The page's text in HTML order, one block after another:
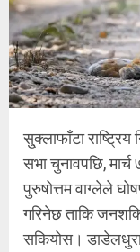
सु्क्लाफाँटा
सभा चुनावपछि,
पुरुषोत्तम वाग्लेले
गरिनेछ ताकि
सकियोस। डाडेलधुरा